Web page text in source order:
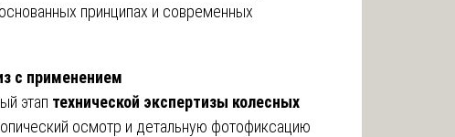
принципах и современных
с применением
этап технической экспертизы колесных
осмотр и детальную фотофиксацию